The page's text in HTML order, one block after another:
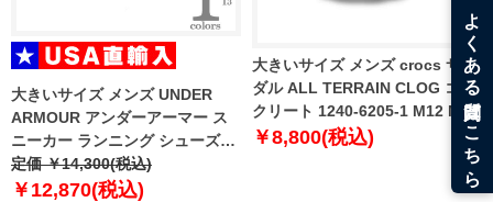
大きいサイズ メンズ UNDER
ARMOUR アンダーアーマー ス
ニーカー ランニング シューズ
USA直輸入 6013582-001
定価 ￥14,300(税込)
￥12,870(税込)
大きいサイズ メンズ crocs サン
ダル ALL TERRAIN CLOG コン
クリート 1240-6205-1 M12 M13
￥8,800(税込)